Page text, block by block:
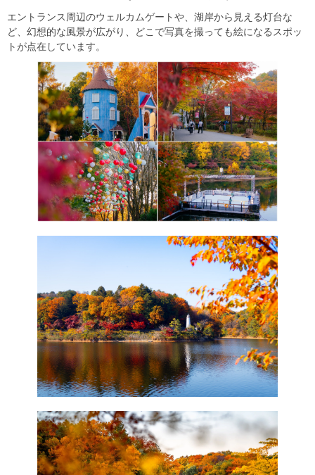
エントランス周辺のウェルカムゲートや、湖岸から見える灯台な
ど、幻想的な風景が広がり、どこで写真を撮っても絵になるスポッ
トが点在しています。